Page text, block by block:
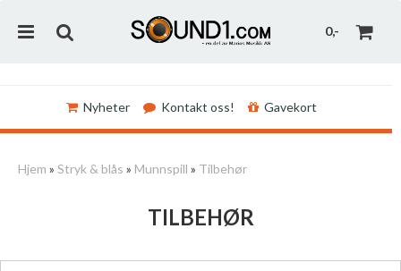
0,-
Nyheter Kontakt oss! Gavekort
Hjem » Stryk & blås » Munnspill » Tilbehør
TILBEHØR